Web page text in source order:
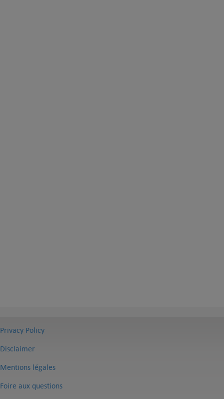
Privacy Policy
Disclaimer
Mentions légales
Foire aux questions